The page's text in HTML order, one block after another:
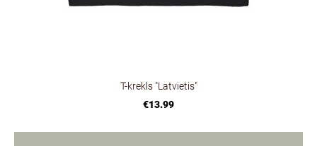
T-krekls "Latvietis"
€13.99